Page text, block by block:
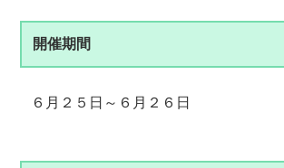
開催期間
６月２５日～６月２６日